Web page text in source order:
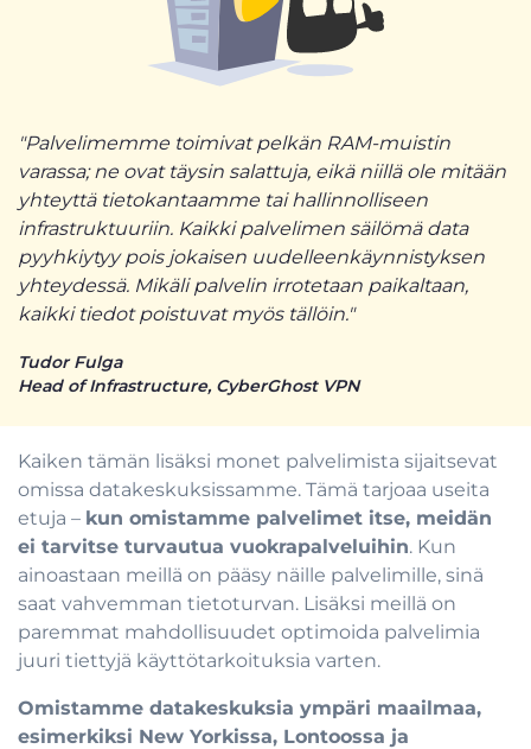
"Palvelimemme toimivat pelkän RAM-muistin
varassa; ne ovat täysin salattuja, eikä niillä ole mitään
yhteyttä tietokantaamme tai hallinnolliseen
infrastruktuuriin. Kaikki palvelimen säilömä data
pyyhkiytyy pois jokaisen uudelleenkäynnistyksen
yhteydessä. Mikäli palvelin irrotetaan paikaltaan,
kaikki tiedot poistuvat myös tällöin."
Tudor Fulga
Head of Infrastructure, CyberGhost VPN
Kaiken tämän lisäksi monet palvelimista sijaitsevat
omissa datakeskuksissamme. Tämä tarjoaa useita
etuja – kun omistamme palvelimet itse, meidän
ei tarvitse turvautua vuokrapalveluihin. Kun
ainoastaan meillä on pääsy näille palvelimille, sinä
saat vahvemman tietoturvan. Lisäksi meillä on
paremmat mahdollisuudet optimoida palvelimia
juuri tiettyjä käyttötarkoituksia varten.
Omistamme datakeskuksia ympäri maailmaa,
esimerkiksi New Yorkissa, Lontoossa ja